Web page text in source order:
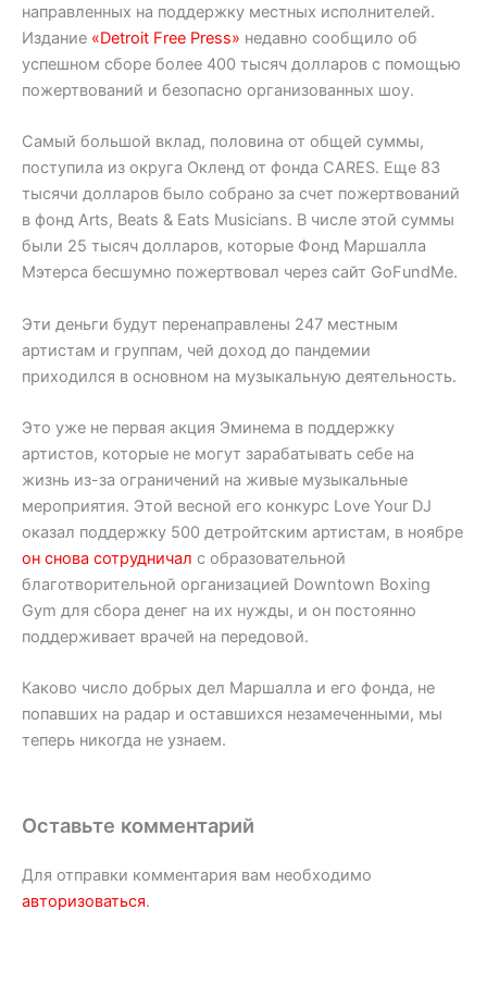
направленных на поддержку местных исполнителей.
Издание «Detroit Free Press» недавно сообщило об
успешном сборе более 400 тысяч долларов с помощью
пожертвований и безопасно организованных шоу.
Самый большой вклад, половина от общей суммы,
поступила из округа Окленд от фонда CARES. Еще 83
тысячи долларов было собрано за счет пожертвований
в фонд Arts, Beats & Eats Musicians. В числе этой суммы
были 25 тысяч долларов, которые Фонд Маршалла
Мэтерса бесшумно пожертвовал через сайт GoFundMe.
Эти деньги будут перенаправлены 247 местным
артистам и группам, чей доход до пандемии
приходился в основном на музыкальную деятельность.
Это уже не первая акция Эминема в поддержку
артистов, которые не могут зарабатывать себе на
жизнь из-за ограничений на живые музыкальные
мероприятия. Этой весной его конкурс Love Your DJ
оказал поддержку 500 детройтским артистам, в ноябре
он снова сотрудничал с образовательной
благотворительной организацией Downtown Boxing
Gym для сбора денег на их нужды, и он постоянно
поддерживает врачей на передовой.
Каково число добрых дел Маршалла и его фонда, не
попавших на радар и оставшихся незамеченными, мы
теперь никогда не узнаем.
Оставьте комментарий
Для отправки комментария вам необходимо
авторизоваться.